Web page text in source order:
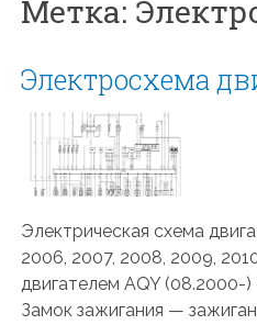
Метка:
Электросхема
Электрическая схема
2006, 2007, 2008, 2009,
двигателем AQY (08.2000-
Замок зажигания —